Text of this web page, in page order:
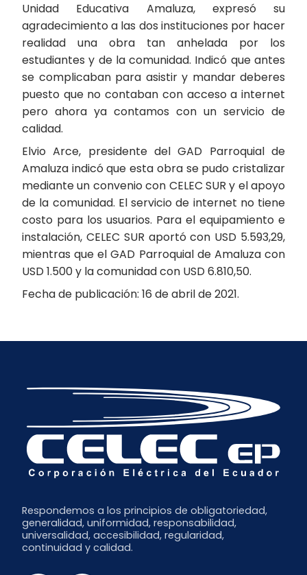
Unidad Educativa Amaluza, expresó su
agradecimiento a las dos instituciones por hacer
realidad una obra tan anhelada por los
estudiantes y de la comunidad. Indicó que antes
se complicaban para asistir y mandar deberes
puesto que no contaban con acceso a internet
pero ahora ya contamos con un servicio de
calidad.
Elvio Arce, presidente del GAD Parroquial de
Amaluza indicó que esta obra se pudo cristalizar
mediante un convenio con CELEC SUR y el apoyo
de la comunidad. El servicio de internet no tiene
costo para los usuarios. Para el equipamiento e
instalación, CELEC SUR aportó con USD 5.593,29,
mientras que el GAD Parroquial de Amaluza con
USD 1.500 y la comunidad con USD 6.810,50.
Fecha de publicación: 16 de abril de 2021.
Respondemos a los principios de obligatoriedad,
generalidad, uniformidad, responsabilidad,
universalidad, accesibilidad, regularidad,
continuidad y calidad.